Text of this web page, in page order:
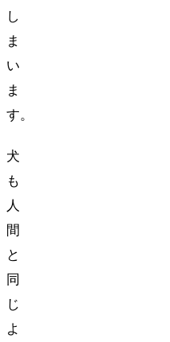
し
ま
い
ま
す。
犬
も
人
間
と
同
じ
よ